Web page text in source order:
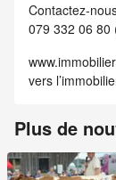
Contactez-
079 332 06 80
vers
Plus de